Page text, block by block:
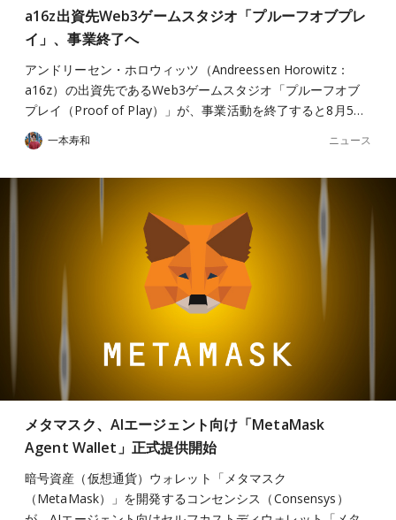
a16z出資先Web3ゲームスタジオ「プルーフオブプレ
イ」、事業終了へ
アンドリーセン・ホロウィッツ（Andreessen Horowitz：
a16z）の出資先であるWeb3ゲームスタジオ「プルーフオブ
プレイ（Proof of Play）」が、事業活動を終了すると8月5…
一本寿和 ニュース
メタマスク、AIエージェント向け「MetaMask
Agent Wallet」正式提供開始
暗号資産（仮想通貨）ウォレット「メタマスク
（MetaMask）」を開発するコンセンシス（Consensys）